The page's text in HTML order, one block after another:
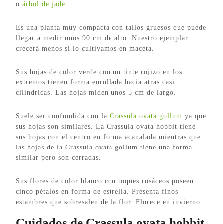
o árbol de jade.
Es una planta muy compacta con tallos gruesos que puede
llegar a medir unos 90 cm de alto. Nuestro ejemplar
crecerá menos si lo cultivamos en maceta.
Sus hojas de color verde con un tinte rojizo en los
extremos tienen forma enrollada hacia atras casi
cilíndricas. Las hojas miden unos 5 cm de largo.
Suele ser confundida con la Crassula ovata gollum ya que
sus hojas son similares. La Crassula ovata hobbit tiene
sus hojas con el centro en forma acanalada mientras que
las hojas de la Crassula ovata gollum tiene una forma
similar pero son cerradas.
Sus flores de color blanco con toques rosáceos poseen
cinco pétalos en forma de estrella. Presenta finos
estambres que sobresalen de la flor. Florece en invierno.